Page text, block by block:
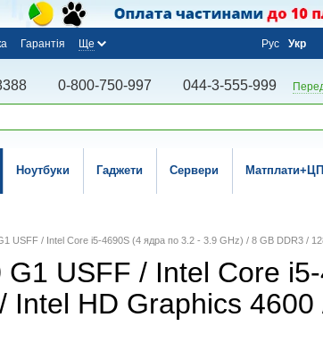
Гарантія Ще Рус Укр
0-800-750-997 044-3-555-999
Ноутбуки Гаджети Сервери Матплати+ЦП
USFF / Intel Core i5-4690S (4 ядра по 3.2 - 3.9 GHz) / 8 GB DDR3 /
G1 USFF / Intel Core
Intel HD Graphics 4600